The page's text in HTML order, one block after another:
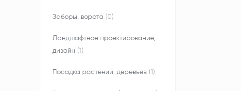
Заборы, ворота (0)
Ландшафтное проектирование,
дизайн (1)
Посадка растений, деревьев (1)